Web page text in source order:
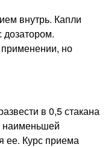
внутрь. Капли
но
в 0,5 стакана
наименьшей
ее. Курс приема